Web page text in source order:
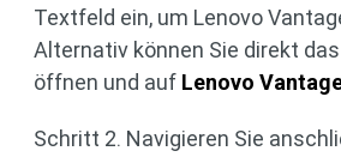
Textfeld ein, um Lenovo
Alternativ können Sie direkt das
öffnen und auf Lenovo
Schritt 2. Navigieren Sie